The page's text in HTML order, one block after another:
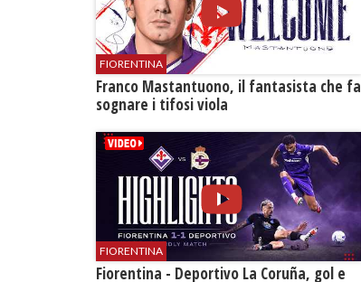
FIORENTINA
Franco Mastantuono, il fantasista che fa
sognare i tifosi viola
FIORENTINA
Fiorentina - Deportivo La Coruña, gol e